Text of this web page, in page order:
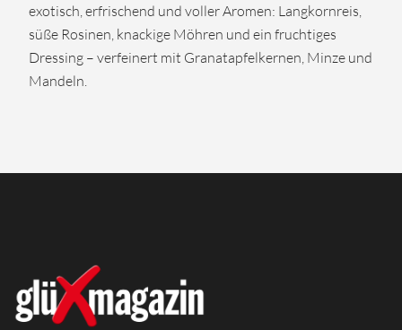
exotisch, erfrischend und voller Aromen: Langkornreis,
süße Rosinen, knackige Möhren und ein fruchtiges
Dressing – verfeinert mit Granatapfelkernen, Minze und
Mandeln.